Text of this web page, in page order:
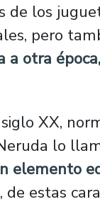
los
pero
otra
XX,
lo
elemento
estas